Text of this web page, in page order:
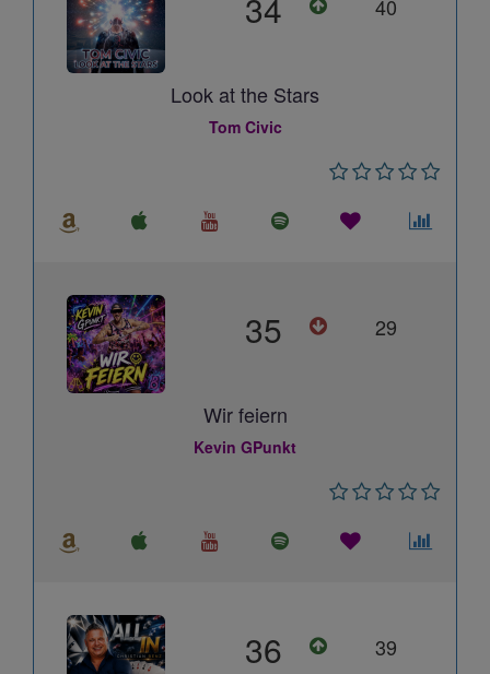
40
Look at the Stars
Tom Civic
35 29
Wir feiern
Kevin GPunkt
36 39